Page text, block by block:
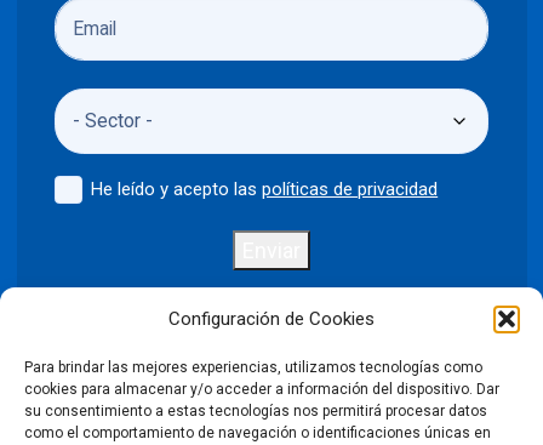
Configuración de Cookies
Para brindar las mejores experiencias, utilizamos tecnologías como
cookies para almacenar y/o acceder a información del dispositivo. Dar
su consentimiento a estas tecnologías nos permitirá procesar datos
como el comportamiento de navegación o identificaciones únicas en
He leído y acepto laspolíticas de privacidad
Política de privacidad Aviso legal